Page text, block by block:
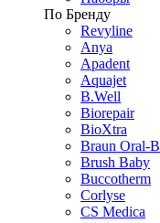
По Бренду
Revyline
Anya
Apadent
Aquajet
B.Well
Biorepair
BioXtra
Braun Oral-B
Brush Baby
Buccotherm
Corlyse
CS Medica